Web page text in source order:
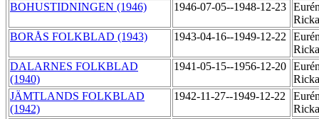
BOHUSTIDNINGEN (1946)
1946-07-05--1948-12-23
BORÅS FOLKBLAD (1943)
1943-04-16--1949-12-22
DALARNES FOLKBLAD
(1940)
1941-05-15--1956-12-20
JÄMTLANDS FOLKBLAD
(1942)
1942-11-27--1949-12-22